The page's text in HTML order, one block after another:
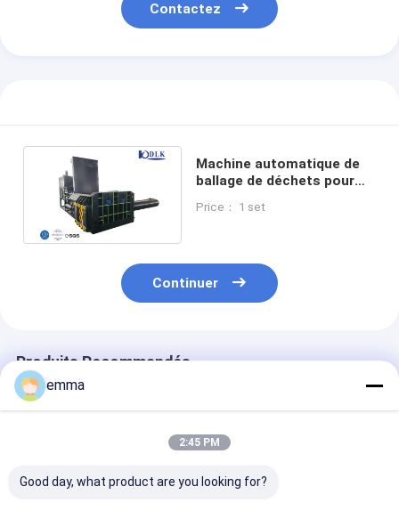
Contactez
Machine automatique de
ballage de déchets pour
500x500 mm
Price： 1 set
Continuer
Produits Recommandés
emma
2:45 PM
Good day, what product are you looking for?